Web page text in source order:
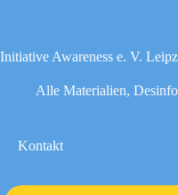
Initiative Awareness e. V.
Alle Materialien,
Kontakt